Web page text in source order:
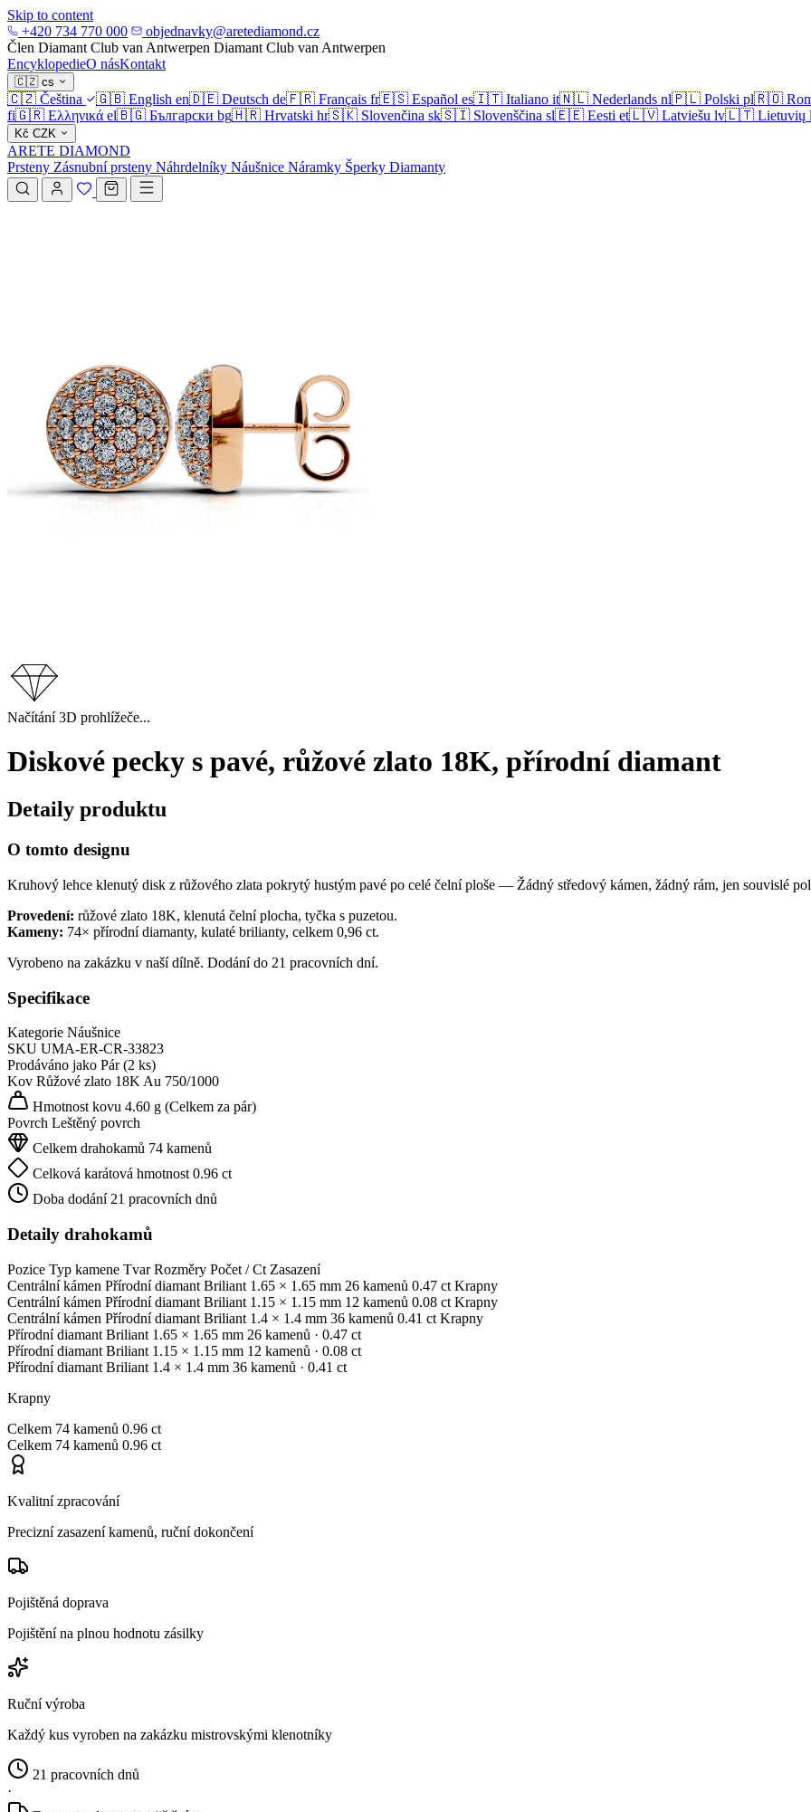
Skip to content
+420 734 770 000
objednavky@aretediamond.cz
Člen Diamant Club van Antwerpen Diamant Club van Antwerpen
EncyklopedieO násKontakt
🇨🇿 cs
🇨🇿 Čeština 🇬🇧 English en🇩🇪 Deutsch de🇫🇷 Français fr🇪🇸 Español es🇮🇹 Italiano it🇳🇱 Nederlands nl🇵🇱 Polski pl🇷🇴
fi🇬🇷 Ελληνικά el🇧🇬 Български bg🇭🇷 Hrvatski hr🇸🇰 Slovenčina sk🇸🇮 Slovenščina sl🇪🇪 Eesti et🇱🇻 Latviešu lv🇱🇹 Lietuvių
Kč CZK
ARETE DIAMOND
Prsteny Zásnubní prsteny Náhrdelníky Náušnice Náramky Šperky Diamanty
Načítání 3D prohlížeče...
Diskové pecky s pavé, růžové zlato 18K, přírodní diamant
Detaily produktu
O tomto designu
Kruhový lehce klenutý disk z růžového zlata pokrytý hustým pavé po celé čelní ploše — Žádný středový kámen, žádný rám, jen souvislé
Provedení: růžové zlato 18K, klenutá čelní plocha, tyčka s puzetou.
Kameny: 74× přírodní diamanty, kulaté brilianty, celkem 0,96 ct.
Vyrobeno na zakázku v naší dílně. Dodání do 21 pracovních dní.
Specifikace
Kategorie Náušnice
SKU UMA-ER-CR-33823
Prodáváno jako Pár (2 ks)
Kov Růžové zlato 18KAu 750/1000
Hmotnost kovu 4.60 g (Celkem za pár)
Povrch Leštěný povrch
Celkem drahokamů 74 kamenů
Celková karátová hmotnost 0.96 ct
Doba dodání 21 pracovních dnů
Detaily drahokamů
Pozice Typ kamene Tvar Rozměry Počet / Ct Zasazení
Centrální kámen Přírodní diamant Briliant 1.65 × 1.65 mm 26 kamenů 0.47 ct Krapny
Centrální kámen Přírodní diamant Briliant 1.15 × 1.15 mm 12 kamenů 0.08 ct Krapny
Centrální kámen Přírodní diamant Briliant 1.4 × 1.4 mm 36 kamenů 0.41 ct Krapny
Přírodní diamant Briliant 1.65 × 1.65 mm 26 kamenů · 0.47 ct
Přírodní diamant Briliant 1.15 × 1.15 mm 12 kamenů · 0.08 ct
Přírodní diamant Briliant 1.4 × 1.4 mm 36 kamenů · 0.41 ct
Krapny
Celkem 74 kamenů 0.96 ct
Celkem 74 kamenů 0.96 ct
Kvalitní zpracování
Precizní zasazení kamenů, ruční dokončení
Pojištěná doprava
Pojištění na plnou hodnotu zásilky
Ruční výroba
Každý kus vyroben na zakázku mistrovskými klenotníky
21 pracovních dnů
·